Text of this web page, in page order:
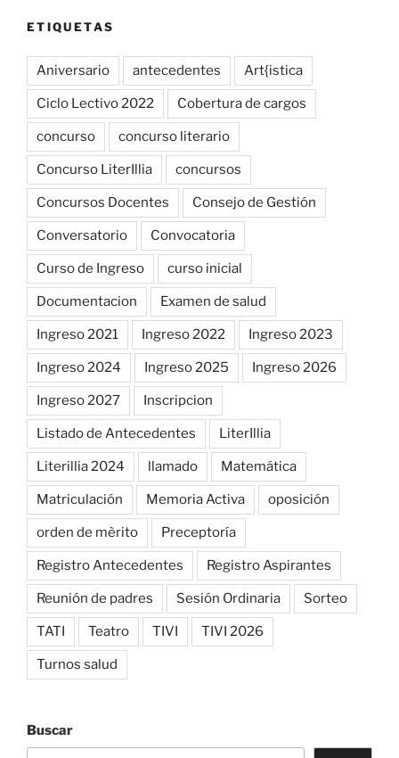
ETIQUETAS
Aniversario antecedentes Art{istica
Ciclo Lectivo 2022 Cobertura de cargos
concurso concurso literario
Concurso LiterIllia concursos
Concursos Docentes Consejo de Gestión
Conversatorio Convocatoria
Curso de Ingreso curso inicial
Documentacion Examen de salud
Ingreso 2021 Ingreso 2022 Ingreso 2023
Ingreso 2024 Ingreso 2025 Ingreso 2026
Ingreso 2027 Inscripcion
Listado de Antecedentes LiterIllia
Literillia 2024 llamado Matemática
Matriculación Memoria Activa oposición
orden de mèrito Preceptoría
Registro Antecedentes Registro Aspirantes
Reunión de padres Sesión Ordinaria Sorteo
TATI Teatro TIVI TIVI 2026
Turnos salud
Buscar